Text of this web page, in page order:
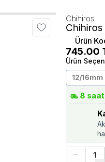
Chihiros
Ürün
745.00
Ürün
12/16mm
8 saat